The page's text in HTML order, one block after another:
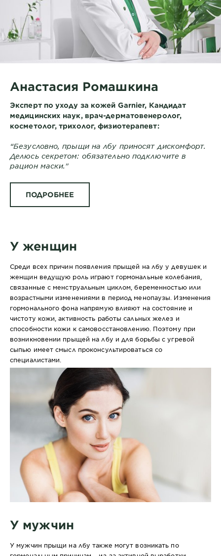
Анастасия Ромашкина
Эксперт по уходу за кожей Garnier, Кандидат
медицинских наук, врач-дерматовенеролог,
косметолог, трихолог, физиотерапевт:
“Безусловно, прыщи на лбу приносят дискомфорт.
Делюсь секретом: обязательно подключите в
рацион маски."
ПОДРОБНЕЕ
У женщин
Среди всех причин появления прыщей на лбу у девушек и
женщин ведущую роль играют гормональные колебания,
связанные с менструальным циклом, беременностью или
возрастными изменениями в период менопаузы. Изменения
гормонального фона напрямую влияют на состояние и
чистоту кожи, активность работы сальных желез и
способности кожи к самовосстановлению. Поэтому при
возникновении прыщей на лбу и для борьбы с угревой
сыпью имеет смысл проконсультироваться со
специалистами.
У мужчин
У мужчин прыщи на лбу также могут возникать по